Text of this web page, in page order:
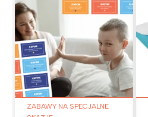
ZABAWY NA SPECJALNE